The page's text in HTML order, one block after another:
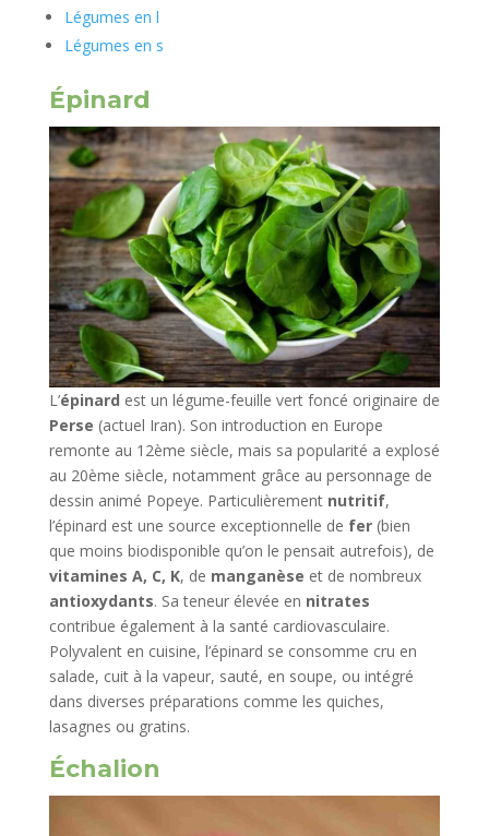
Légumes en l
Légumes en s
Épinard
L’épinard est un légume-feuille vert foncé originaire de
Perse (actuel Iran). Son introduction en Europe
remonte au 12ème siècle, mais sa popularité a explosé
au 20ème siècle, notamment grâce au personnage de
dessin animé Popeye. Particulièrement nutritif,
l’épinard est une source exceptionnelle de fer(bien
que moins biodisponible qu’on le pensait autrefois), de
vitamines A, C, K, de manganèse et de nombreux
antioxydants. Sa teneur élevée en nitrates
contribue également à la santé cardiovasculaire.
Polyvalent en cuisine, l’épinard se consomme cru en
salade, cuit à la vapeur, sauté, en soupe, ou intégré
dans diverses préparations comme les quiches,
lasagnes ou gratins.
Échalion